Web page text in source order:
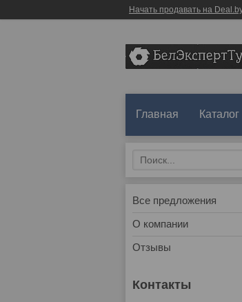
Начать продавать на
Главная Каталог
Все предложения
О компании
Отзывы